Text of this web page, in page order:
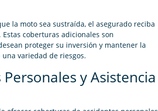
la moto sea sustraída, el asegurado reciba
coberturas adicionales son
proteger su inversión y mantener la
variedad de riesgos.
y Asistencia